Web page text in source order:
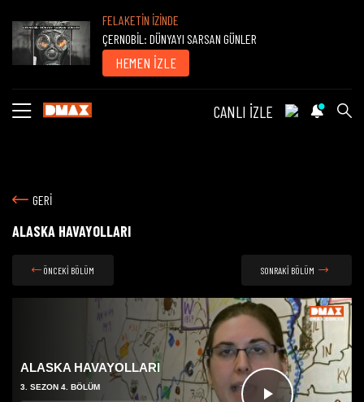
FELAKETİN İZİNDE
ÇERNOBİL: DÜNYAYI SARSAN GÜNLER
HEMEN İZLE
CANLI İZLE
GERİ
ALASKA HAVAYOLLARI
ÖNCEKİ BÖLÜM SONRAKİ BÖLÜM
ALASKA HAVAYOLLARI
3. SEZON 4. BÖLÜM